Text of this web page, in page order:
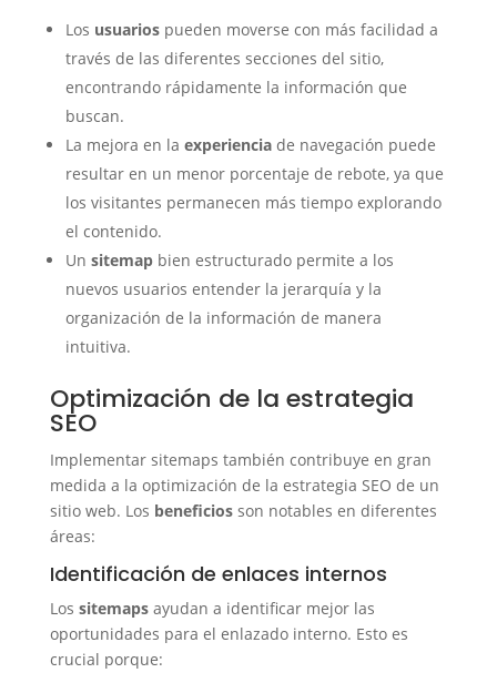
Los usuariospueden moverse con más facilidad a
través de las diferentes secciones del sitio,
encontrando rápidamente la información que
buscan.
La mejora en la experienciade navegación puede
resultar en un menor porcentaje de rebote, ya que
los visitantes permanecen más tiempo explorando
el contenido.
Un sitemapbien estructurado permite a los
nuevos usuarios entender la jerarquía y la
organización de la información de manera
intuitiva.
Optimización de la estrategia
SEO
Implementar sitemaps también contribuye en gran
medida a la optimización de la estrategia SEO de un
sitio web. Los beneficiosson notables en diferentes
áreas:
Identificación de enlaces internos
Los sitemapsayudan a identificar mejor las
oportunidades para el enlazado interno. Esto es
crucial porque: